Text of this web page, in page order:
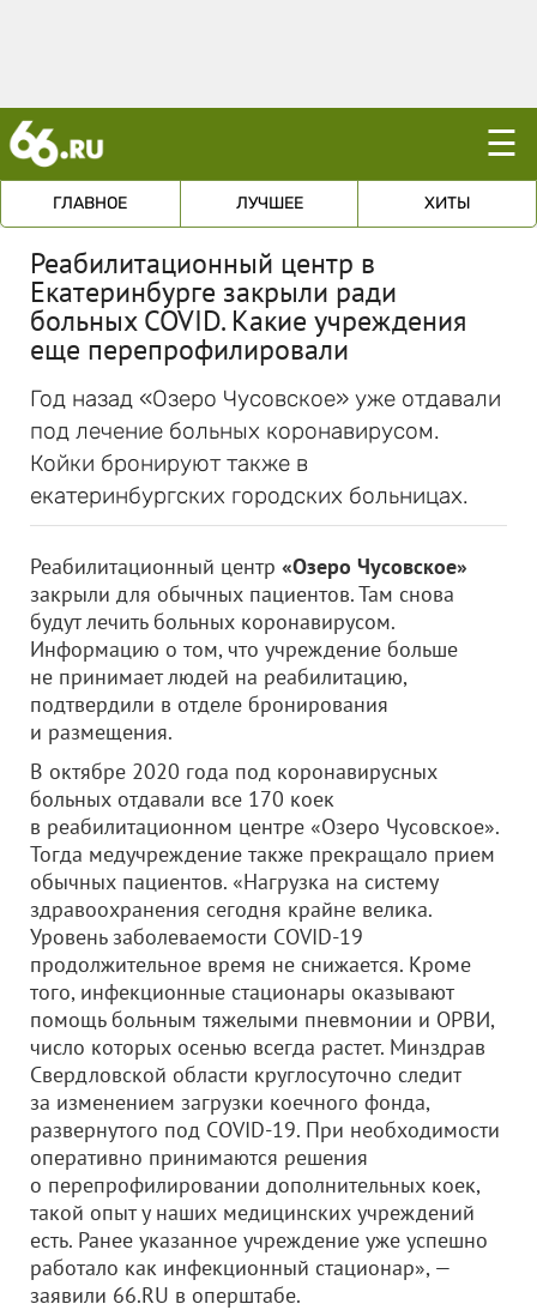
☰
ГЛАВНОЕ ЛУЧШЕЕ ХИТЫ
Реабилитационный центр в
Екатеринбурге закрыли ради
больных COVID. Какие учреждения
еще перепрофилировали
Год назад «Озеро Чусовское» уже отдавали
под лечение больных коронавирусом.
Койки бронируют также в
екатеринбургских городских больницах.
Реабилитационный центр «Озеро Чусовское»
закрыли для обычных пациентов. Там снова
будут лечить больных коронавирусом.
Информацию о том, что учреждение больше
не принимает людей на реабилитацию,
подтвердили в отделе бронирования
и размещения.
В октябре 2020 года под коронавирусных
больных отдавали все 170 коек
в реабилитационном центре «Озеро Чусовское».
Тогда медучреждение также прекращало прием
обычных пациентов. «Нагрузка на систему
здравоохранения сегодня крайне велика.
Уровень заболеваемости COVID-19
продолжительное время не снижается. Кроме
того, инфекционные стационары оказывают
помощь больным тяжелыми пневмонии и ОРВИ,
число которых осенью всегда растет. Минздрав
Свердловской области круглосуточно следит
за изменением загрузки коечного фонда,
развернутого под COVID-19. При необходимости
оперативно принимаются решения
о перепрофилировании дополнительных коек,
такой опыт у наших медицинских учреждений
есть. Ранее указанное учреждение уже успешно
работало как инфекционный стационар», —
заявили 66.RU в оперштабе.